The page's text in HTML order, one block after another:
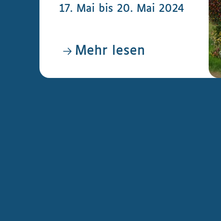
17. Mai bis 20. Mai 2024
Mehr lesen